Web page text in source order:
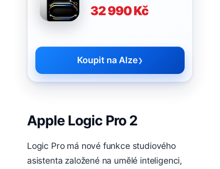
32 990 Kč
Koupit na Alze›
Apple Logic Pro 2
Logic Pro má nové funkce studiového
asistenta založené na umělé inteligenci,